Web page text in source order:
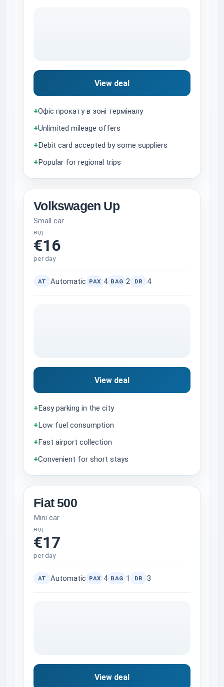
View deal
+Офіс прокату в зоні терміналу
+Unlimited mileage offers
+Debit card accepted by some suppliers
+Popular for regional trips
Volkswagen Up
Small car
від
€16
per day
AT Automatic PAX 4 BAG 2 DR 4
View deal
+ Easy parking in the city
+ Low fuel consumption
+ Fast airport collection
+Convenient for short stays
Fiat 500
Mini car
від
€17
per day
AT Automatic PAX 4 BAG 1 DR 3
View deal